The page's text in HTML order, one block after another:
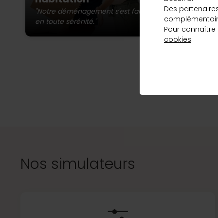
qui correspond
à vos besoins
et au meilleur
"Notre déménagement s'est fait
en toute sérénité."
Nos simulateurs
Des
Pour
cookies.